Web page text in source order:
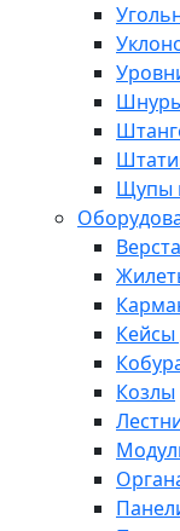
Щупы
Кейсы
Козлы